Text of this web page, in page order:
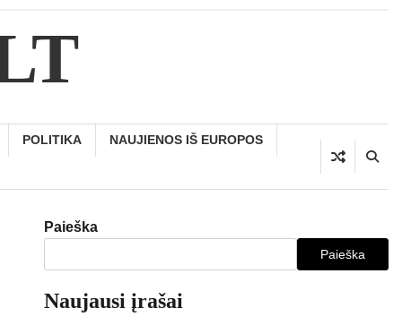
POLITIKA NAUJIENOS IŠ EUROPOS
Paieška
Paieška
Naujausi įrašai